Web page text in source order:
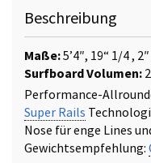
Beschreibung
Maße:5’4″, 19“ 1/4 ,
Surfboard Volumen:
Performance-
Super Rails
Nose für enge Lines
Gewichtsempfehlung: